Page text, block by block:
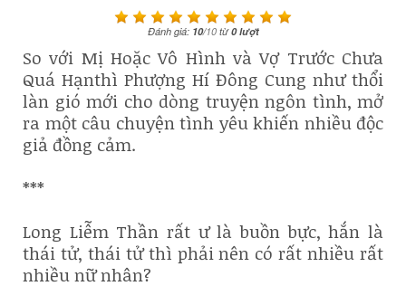
Đánh giá: 10/10từ0lượt
So với Mị Hoặc Vô Hình và Vợ Trước Chưa
Quá Hạnthì Phượng Hí Đông Cung như thổi
làn gió mới cho dòng truyện ngôn tình, mở
ra một câu chuyện tình yêu khiến nhiều độc
giả đồng cảm.
***
Long Liễm Thần rất ư là buồn bực, hắn là
thái tử, thái tử thì phải nên có rất nhiều rất
nhiều nữ nhân?